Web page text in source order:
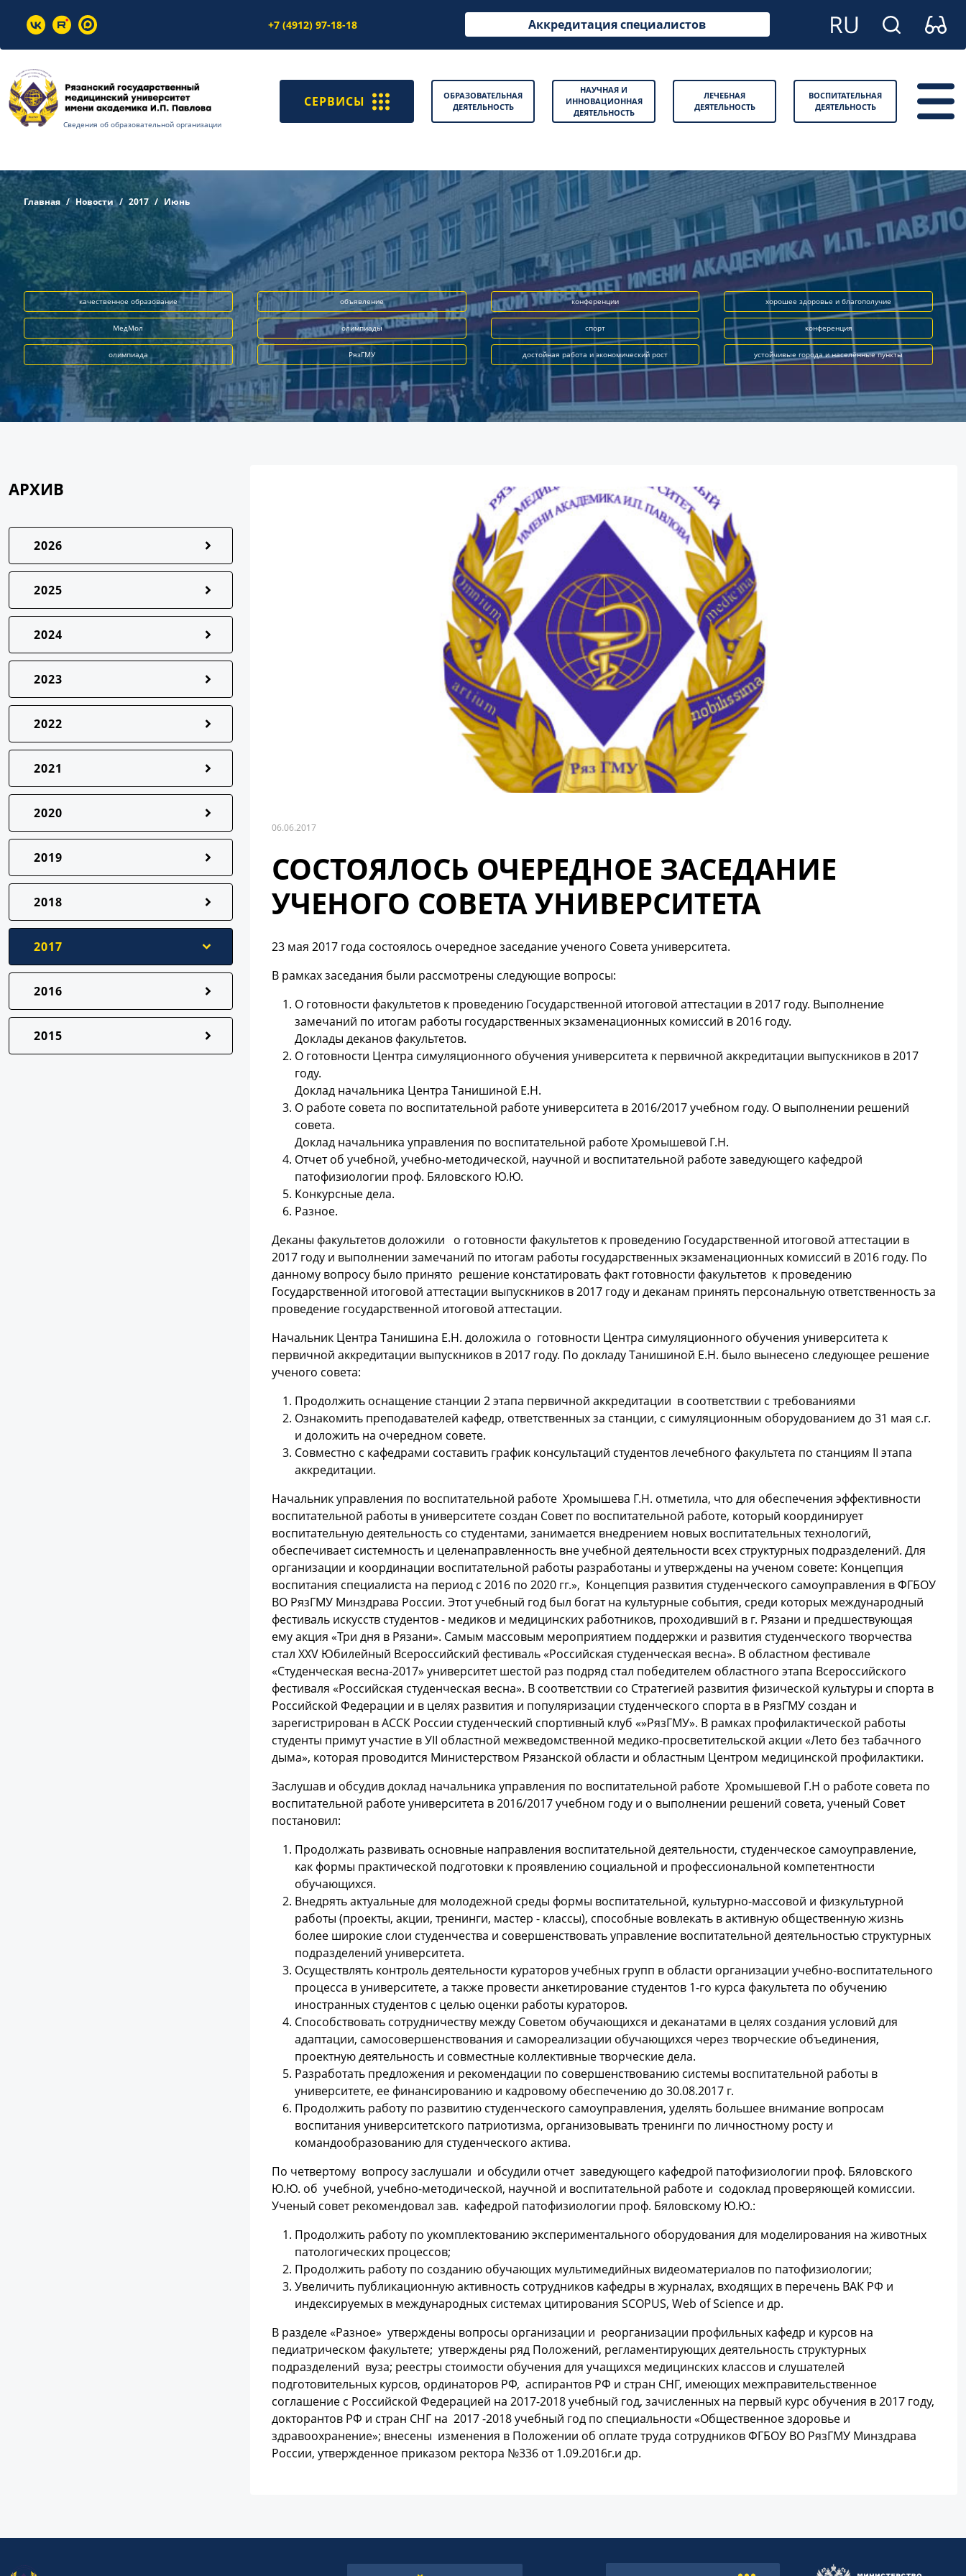
+7 (4912) 97-18-18 Аккредитация специалистов
Сведения об образовательной организации
СЕРВИСЫ
ОБРАЗОВАТЕЛЬНАЯ
ДЕЯТЕЛЬНОСТЬ
НАУЧНАЯ И
ИННОВАЦИОННАЯ
ДЕЯТЕЛЬНОСТЬ
ЛЕЧЕБНАЯ
ДЕЯТЕЛЬНОСТЬ
ВОСПИТАТЕЛЬНАЯ
ДЕЯТЕЛЬНОСТЬ
Главная Новости 2017 Июнь
качественное образование объявление конференции хорошее здоровье и благополучие
МедМол олимпиады спорт конференция
олимпиада РязГМУ достойная работа и экономический рост устойчивые города и населённые пункты
АРХИВ
2026
2025
2024
2023
2022
2021
2020
2019
2018
2017
2016
2015
06.06.2017
СОСТОЯЛОСЬ ОЧЕРЕДНОЕ ЗАСЕДАНИЕ
УЧЕНОГО СОВЕТА УНИВЕРСИТЕТА
23 мая 2017 года состоялось очередное заседание ученого Совета университета.
В рамках заседания были рассмотрены следующие вопросы:
О готовности факультетов к проведению Государственной итоговой аттестации в 2017 году. Выполнение
замечаний по итогам работы государственных экзаменационных комиссий в 2016 году.
Доклады деканов факультетов.
О готовности Центра симуляционного обучения университета к первичной аккредитации выпускников в 2017
году.
Доклад начальника Центра Танишиной Е.Н.
О работе совета по воспитательной работе университета в 2016/2017 учебном году. О выполнении решений
совета.
Доклад начальника управления по воспитательной работе Хромышевой Г.Н.
Отчет об учебной, учебно-методической, научной и воспитательной работе заведующего кафедрой
патофизиологии проф. Бяловского Ю.Ю.
Конкурсные дела.
Разное.
Деканы факультетов доложили о готовности факультетов к проведению Государственной итоговой аттестации в
2017 году и выполнении замечаний по итогам работы государственных экзаменационных комиссий в 2016 году. По
данному вопросу было принято решение констатировать факт готовности факультетов к проведению
Государственной итоговой аттестации выпускников в 2017 году и деканам принять персональную ответственность за
проведение государственной итоговой аттестации.
Начальник Центра Танишина Е.Н. доложила о готовности Центра симуляционного обучения университета к
первичной аккредитации выпускников в 2017 году. По докладу Танишиной Е.Н. было вынесено следующее решение
ученого совета:
Продолжить оснащение станции 2 этапа первичной аккредитации в соответствии с требованиями
Ознакомить преподавателей кафедр, ответственных за станции, с симуляционным оборудованием до 31 мая с.г.
и доложить на очередном совете.
Совместно с кафедрами составить график консультаций студентов лечебного факультета по станциям ІІ этапа
аккредитации.
Начальник управления по воспитательной работе Хромышева Г.Н. отметила, что для обеспечения эффективности
воспитательной работы в университете создан Совет по воспитательной работе, который координирует
воспитательную деятельность со студентами, занимается внедрением новых воспитательных технологий,
обеспечивает системность и целенаправленность вне учебной деятельности всех структурных подразделений. Для
организации и координации воспитательной работы разработаны и утверждены на ученом совете: Концепция
воспитания специалиста на период с 2016 по 2020 гг.», Концепция развития студенческого самоуправления в ФГБОУ
ВО РязГМУ Минздрава России. Этот учебный год был богат на культурные события, среди которых международный
фестиваль искусств студентов - медиков и медицинских работников, проходивший в г. Рязани и предшествующая
ему акция «Три дня в Рязани». Самым массовым мероприятием поддержки и развития студенческого творчества
стал ХХV Юбилейный Всероссийский фестиваль «Российская студенческая весна». В областном фестивале
«Студенческая весна-2017» университет шестой раз подряд стал победителем областного этапа Всероссийского
фестиваля «Российская студенческая весна». В соответствии со Стратегией развития физической культуры и спорта в
Российской Федерации и в целях развития и популяризации студенческого спорта в в РязГМУ создан и
зарегистрирован в АССК России студенческий спортивный клуб «»РязГМУ». В рамках профилактической работы
студенты примут участие в УІІ областной межведомственной медико-просветительской акции «Лето без табачного
дыма», которая проводится Министерством Рязанской области и областным Центром медицинской профилактики.
Заслушав и обсудив доклад начальника управления по воспитательной работе Хромышевой Г.Н о работе совета по
воспитательной работе университета в 2016/2017 учебном году и о выполнении решений совета, ученый Совет
постановил:
Продолжать развивать основные направления воспитательной деятельности, студенческое самоуправление,
как формы практической подготовки к проявлению социальной и профессиональной компетентности
обучающихся.
Внедрять актуальные для молодежной среды формы воспитательной, культурно-массовой и физкультурной
работы (проекты, акции, тренинги, мастер - классы), способные вовлекать в активную общественную жизнь
более широкие слои студенчества и совершенствовать управление воспитательной деятельностью структурных
подразделений университета.
Осуществлять контроль деятельности кураторов учебных групп в области организации учебно-воспитательного
процесса в университете, а также провести анкетирование студентов 1-го курса факультета по обучению
иностранных студентов с целью оценки работы кураторов.
Способствовать сотрудничеству между Советом обучающихся и деканатами в целях создания условий для
адаптации, самосовершенствования и самореализации обучающихся через творческие объединения,
проектную деятельность и совместные коллективные творческие дела.
Разработать предложения и рекомендации по совершенствованию системы воспитательной работы в
университете, ее финансированию и кадровому обеспечению до 30.08.2017 г.
Продолжить работу по развитию студенческого самоуправления, уделять большее внимание вопросам
воспитания университетского патриотизма, организовывать тренинги по личностному росту и
командообразованию для студенческого актива.
По четвертому вопросу заслушали и обсудили отчет заведующего кафедрой патофизиологии проф. Бяловского
Ю.Ю. об учебной, учебно-методической, научной и воспитательной работе и содоклад проверяющей комиссии.
Ученый совет рекомендовал зав. кафедрой патофизиологии проф. Бяловскому Ю.Ю.:
Продолжить работу по укомплектованию экспериментального оборудования для моделирования на животных
патологических процессов;
Продолжить работу по созданию обучающих мультимедийных видеоматериалов по патофизиологии;
Увеличить публикационную активность сотрудников кафедры в журналах, входящих в перечень ВАК РФ и
индексируемых в международных системах цитирования SCOPUS, Web of Science и др.
В разделе «Разное» утверждены вопросы организации и реорганизации профильных кафедр и курсов на
педиатрическом факультете; утверждены ряд Положений, регламентирующих деятельность структурных
подразделений вуза; реестры стоимости обучения для учащихся медицинских классов и слушателей
подготовительных курсов, ординаторов РФ, аспирантов РФ и стран СНГ, имеющих межправительственное
соглашение с Российской Федерацией на 2017-2018 учебный год, зачисленных на первый курс обучения в 2017 году,
докторантов РФ и стран СНГ на 2017 -2018 учебный год по специальности «Общественное здоровье и
здравоохранение»; внесены изменения в Положении об оплате труда сотрудников ФГБОУ ВО РязГМУ Минздрава
России, утвержденное приказом ректора №336 от 1.09.2016г.и др.